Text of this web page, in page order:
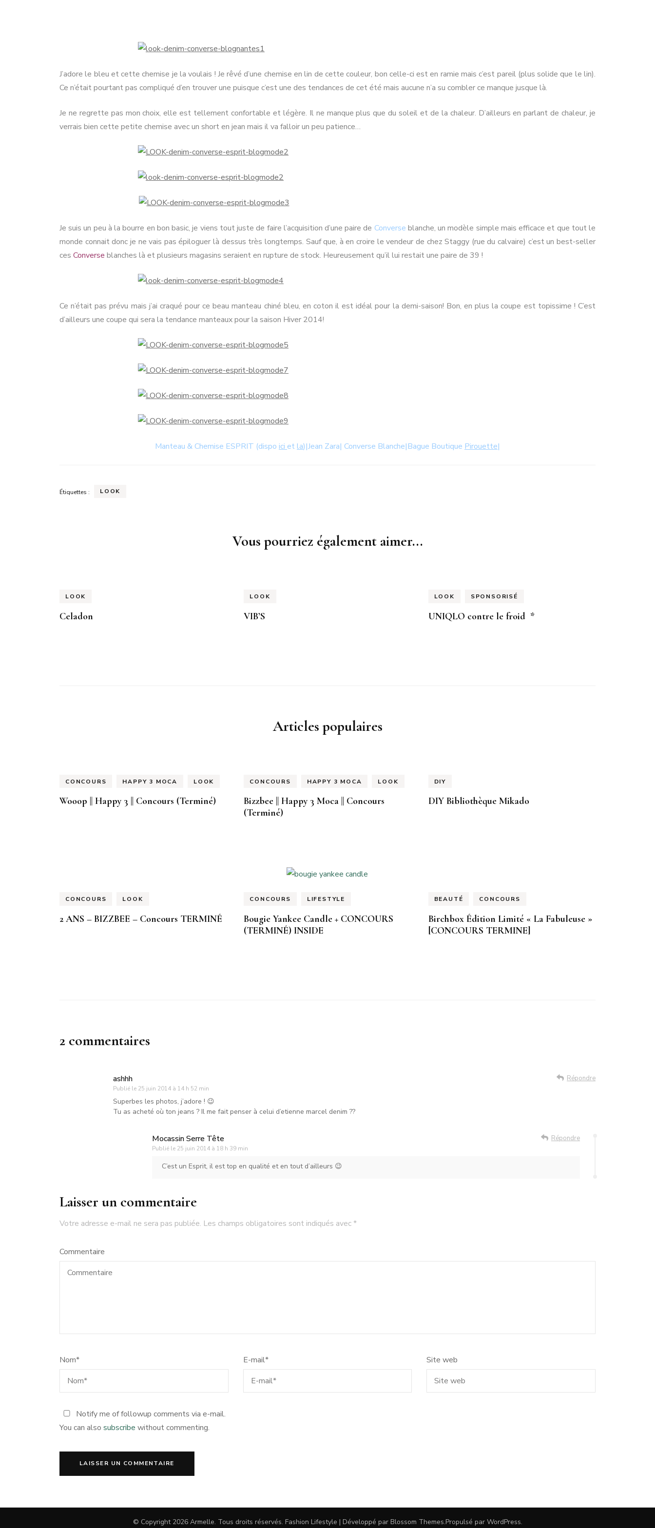
SAINT-MALO
NORMANDIE
Converse
J’adore le bleu et cette chemise je la voulais ! Je rêvé d’une chemise en lin de cette couleur, bon celle-ci est en ramie mais c’est pareil (plus solide que le lin).
Ce n’était pourtant pas compliqué d’en trouver une puisque c’est une des tendances de cet été mais aucune n’a su combler ce manque jusque là.
Je ne regrette pas mon choix, elle est tellement confortable et légère. Il ne manque plus que du soleil et de la chaleur. D’ailleurs en parlant de chaleur, je
verrais bien cette petite chemise avec un short en jean mais il va falloir un peu patience…
Je suis un peu à la bourre en bon basic, je viens tout juste de faire l’acquisition d’une paire de Converse blanche, un modèle simple mais efficace et que tout le
monde connait donc je ne vais pas épiloguer là dessus très longtemps. Sauf que, à en croire le vendeur de chez Staggy (rue du calvaire) c’est un best-seller
ces Converse blanches là et plusieurs magasins seraient en rupture de stock. Heureusement qu’il lui restait une paire de 39 !
Ce n’était pas prévu mais j’ai craqué pour ce beau manteau chiné bleu, en coton il est idéal pour la demi-saison! Bon, en plus la coupe est topissime ! C’est
d’ailleurs une coupe qui sera la tendance manteaux pour la saison Hiver 2014!
Manteau & Chemise ESPRIT (dispo ici etla)|Jean Zara| Converse Blanche|Bague Boutique Pirouette|
Étiquettes : LOOK
Vous pourriez également aimer...
LOOK
Celadon
LOOK
VIB’S
LOOK SPONSORISÉ
UNIQLO contre le froid *
Articles populaires
CONCOURS HAPPY 3 MOCA LOOK
Wooop || Happy 3 || Concours (Terminé)
CONCOURS HAPPY 3 MOCA LOOK
Bizzbee || Happy 3 Moca || Concours
(Terminé)
DIY
DIY Bibliothèque Mikado
CONCOURS LOOK
2 ANS – BIZZBEE – Concours TERMINÉ
CONCOURS LIFESTYLE
Bougie Yankee Candle + CONCOURS
(TERMINÉ) INSIDE
BEAUTÉ CONCOURS
Birchbox Édition Limité « La Fabuleuse »
[CONCOURS TERMINE]
2 commentaires
ashhh
Publié le 25 juin 2014 à 14 h 52 min
Répondre
Superbes les photos, j’adore ! 😉
Tu as acheté où ton jeans ? Il me fait penser à celui d’etienne marcel denim ??
Mocassin Serre Tête
Publié le 25 juin 2014 à 18 h 39 min
Répondre
C’est un Esprit, il est top en qualité et en tout d’ailleurs 😉
Laisser un commentaire
Votre adresse e-mail ne sera pas publiée. Les champs obligatoires sont indiqués avec*
Commentaire
Nom* E-mail* Site web
Notify me of followup comments via e-mail.
You can also subscribe without commenting.
© Copyright 2026 Armelle. Tous droits réservés. Fashion Lifestyle | Développé par Blossom Themes.Propulsé par WordPress.